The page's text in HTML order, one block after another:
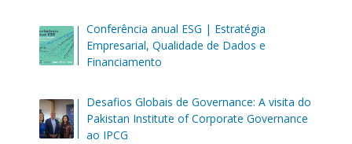
Conferência anual ESG | Estratégia
Empresarial, Qualidade de Dados e
Financiamento
Desafios Globais de Governance: A visita do
Pakistan Institute of Corporate Governance
ao IPCG